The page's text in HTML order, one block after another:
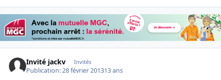
Invité jackv Invités
Publication:28 février 201313 ans